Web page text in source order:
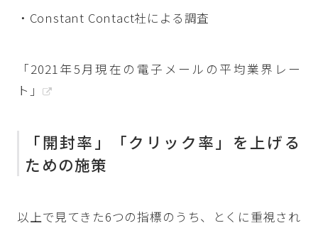
・Constant Contact社による調査
「2021年5月現在の電子メールの平均業界レー
ト」
「開封率」「クリック率」を上げる
ための施策
以上で見てきた6つの指標のうち、とくに重視され